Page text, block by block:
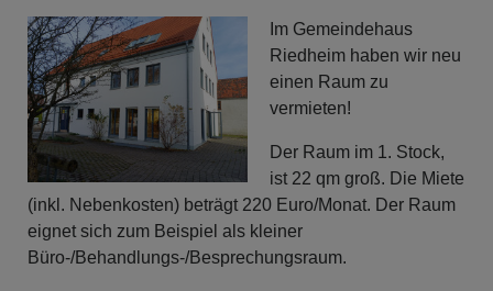
Im Gemeindehaus
Riedheim haben wir neu
einen Raum zu
vermieten!
Der Raum im 1. Stock,
ist 22 qm groß. Die Miete
(inkl. Nebenkosten) beträgt 220 Euro/Monat. Der Raum
eignet sich zum Beispiel als kleiner
Büro-/Behandlungs-/Besprechungsraum.